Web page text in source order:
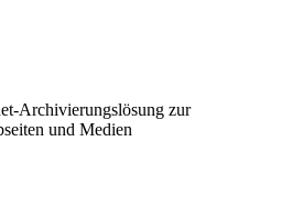
Archivierungslösung zur
und Medien